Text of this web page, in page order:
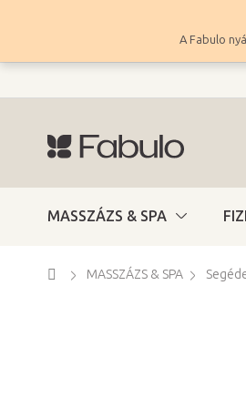
tartalomhoz
A Fabulo
MASSZÁZS & SPA
Kezdőlap
MASSZÁZS & SPA